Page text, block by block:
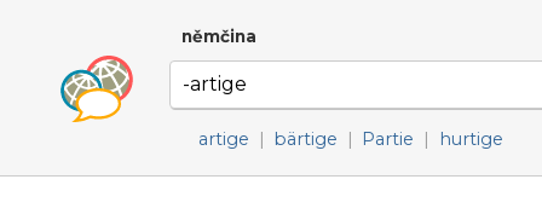
němčina
artige | bärtige | Partie | hurtige